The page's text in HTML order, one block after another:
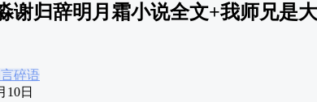
谢归辞明月霜小说全文+我师兄是
碎语
10日